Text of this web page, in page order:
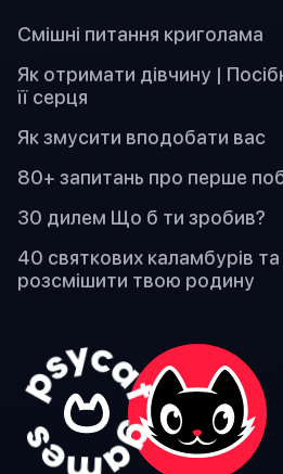
Смішні питання криголама
Як отримати дівчину |
її серця
Як змусити вподобати вас
80+ запитань про перше
30 дилем Що б ти зробив?
40 святкових каламбурів
розсмішити твою родину